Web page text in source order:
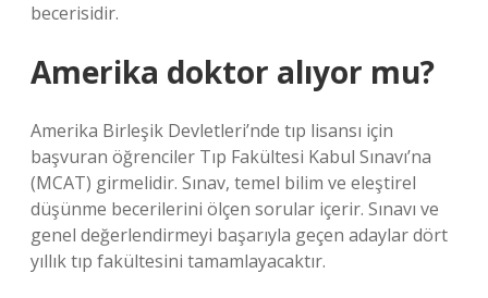
becerisidir.
Amerika doktor alıyor mu?
Amerika Birleşik Devletleri’nde tıp lisansı için
başvuran öğrenciler Tıp Fakültesi Kabul Sınavı’na
(MCAT) girmelidir. Sınav, temel bilim ve eleştirel
düşünme becerilerini ölçen sorular içerir. Sınavı ve
genel değerlendirmeyi başarıyla geçen adaylar dört
yıllık tıp fakültesini tamamlayacaktır.